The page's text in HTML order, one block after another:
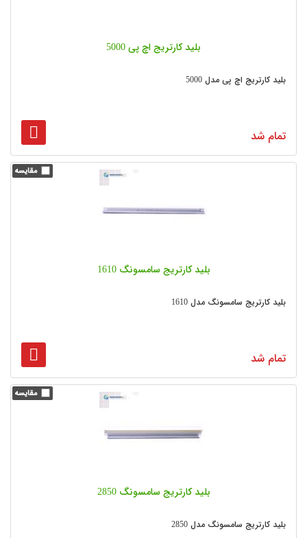
بلید کارتریج اچ پی 5000
بلید کارتریج اچ پی مدل 5000
تمام شد
بلید کارتریج سامسونگ 1610
بلید کارتریج سامسونگ مدل 1610
تمام شد
بلید کارتریج سامسونگ 2850
بلید کارتریج سامسونگ مدل 2850